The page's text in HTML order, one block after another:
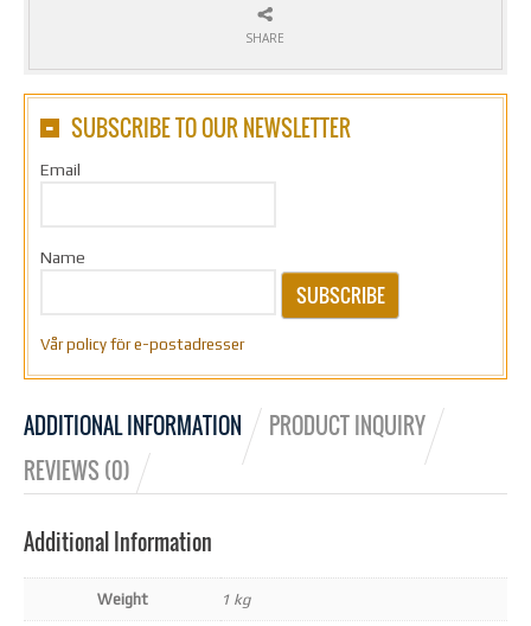
SHARE
SUBSCRIBE TO OUR NEWSLETTER
Email
Name
SUBSCRIBE
Vår policy för e-postadresser
ADDITIONAL INFORMATION
PRODUCT INQUIRY
REVIEWS (0)
Additional Information
Weight 1 kg